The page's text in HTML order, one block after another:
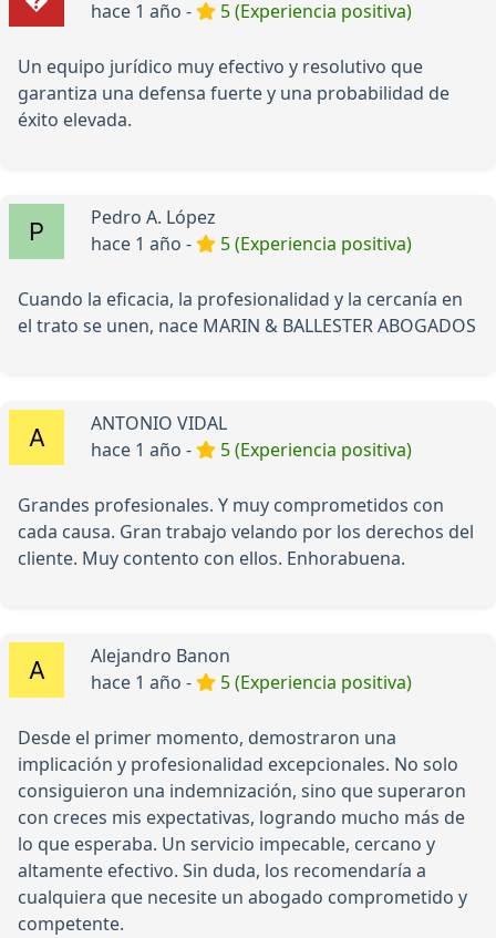
hace 1 año - 5 (Experiencia positiva)
Un equipo jurídico muy efectivo y resolutivo que
garantiza una defensa fuerte y una probabilidad de
éxito elevada.
Pedro A. López
hace 1 año -
5 (Experiencia positiva)
Cuando la eficacia, la profesionalidad y la cercanía en
el trato se unen, nace MARIN & BALLESTER ABOGADOS
ANTONIO VIDAL
hace 1 año -
5 (Experiencia positiva)
Grandes profesionales. Y muy comprometidos con
cada causa. Gran trabajo velando por los derechos del
cliente. Muy contento con ellos. Enhorabuena.
Alejandro Banon
hace 1 año -
5 (Experiencia positiva)
Desde el primer momento, demostraron una
implicación y profesionalidad excepcionales. No solo
consiguieron una indemnización, sino que superaron
con creces mis expectativas, logrando mucho más de
lo que esperaba. Un servicio impecable, cercano y
altamente efectivo. Sin duda, los recomendaría a
cualquiera que necesite un abogado comprometido y
competente.